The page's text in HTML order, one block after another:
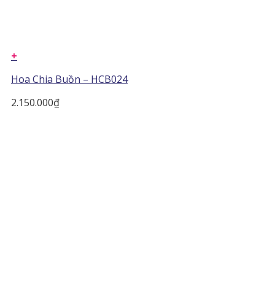
+
Hoa Chia Buồn – HCB024
2.150.000₫